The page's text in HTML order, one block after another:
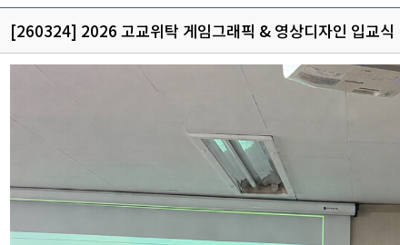
[260324] 2026 고교위탁 게임그래픽 & 영상디자인 입교식